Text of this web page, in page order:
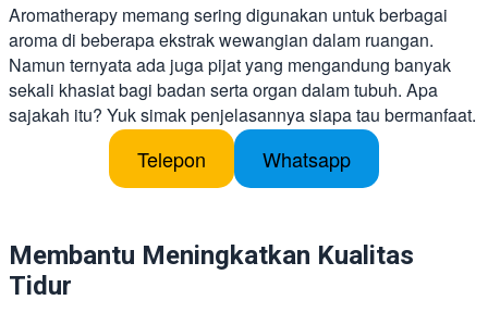
Aromatherapy memang sering digunakan untuk berbagai
aroma di beberapa ekstrak wewangian dalam ruangan.
Namun ternyata ada juga pijat yang mengandung banyak
sekali khasiat bagi badan serta organ dalam tubuh. Apa
sajakah itu? Yuk simak penjelasannya siapa tau bermanfaat.
Telepon Whatsapp
Membantu Meningkatkan Kualitas
Tidur